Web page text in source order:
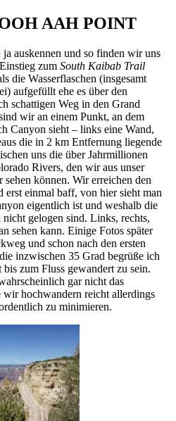
AAH POINT
auskennen und so finden wir uns
zum South Kaibab Trail
die Wasserflaschen (insgesamt
aufgefüllt ehe es über den
schattigen Weg in den Grand
wir an einem Punkt, an dem
Canyon sieht – links eine Wand,
die in 2 km Entfernung liegende
uns die über Jahrmillionen
Rivers, den wir aus unser
können. Wir erreichen den
einmal baff, von hier sieht man
eigentlich ist und weshalb die
gelogen sind. Links, rechts,
sehen kann. Einige Fotos später
und schon nach den ersten
inzwischen 35 Grad begrüße ich
zum Fluss gewandert zu sein.
gar nicht das
wir hochwandern reicht allerdings
zu minimieren.